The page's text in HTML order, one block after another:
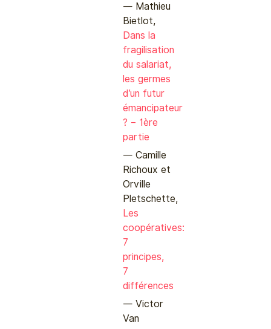
Mathieu
Bietlot,
Dans la
fragilisation
du salariat,
les germes
d’un futur
émancipateur
? – 1ère
partie
Camille
Richoux et
Orville
Pletschette,
Les
coopératives:
7
principes,
7
différences
Victor
Van